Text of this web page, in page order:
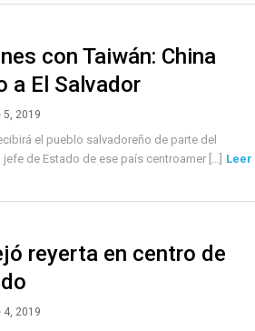
con Taiwán: China
a El Salvador
5, 2019
el pueblo salvadoreño de parte del
de Estado de ese país centroamer [...] Leer
reyerta en centro de
4, 2019